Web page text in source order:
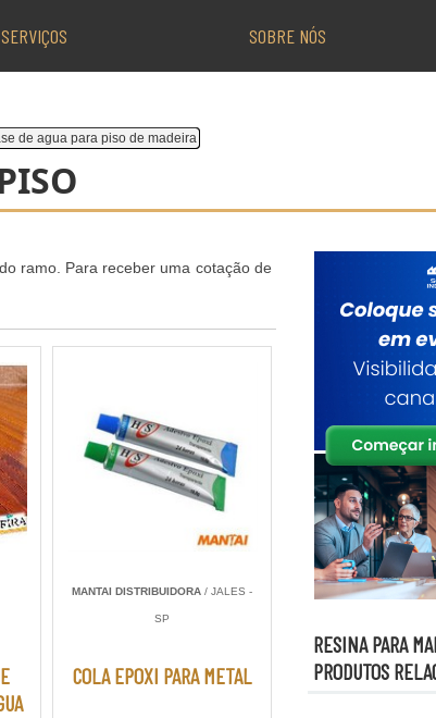
SOBRE NÓS
de agua para piso de madeira
ramo. Para receber uma cotação de
MANTAI DISTRIBUIDORA/ JALES -
SP
COLA EPOXI PARA METAL
RESINA PARA
PRODUTOS